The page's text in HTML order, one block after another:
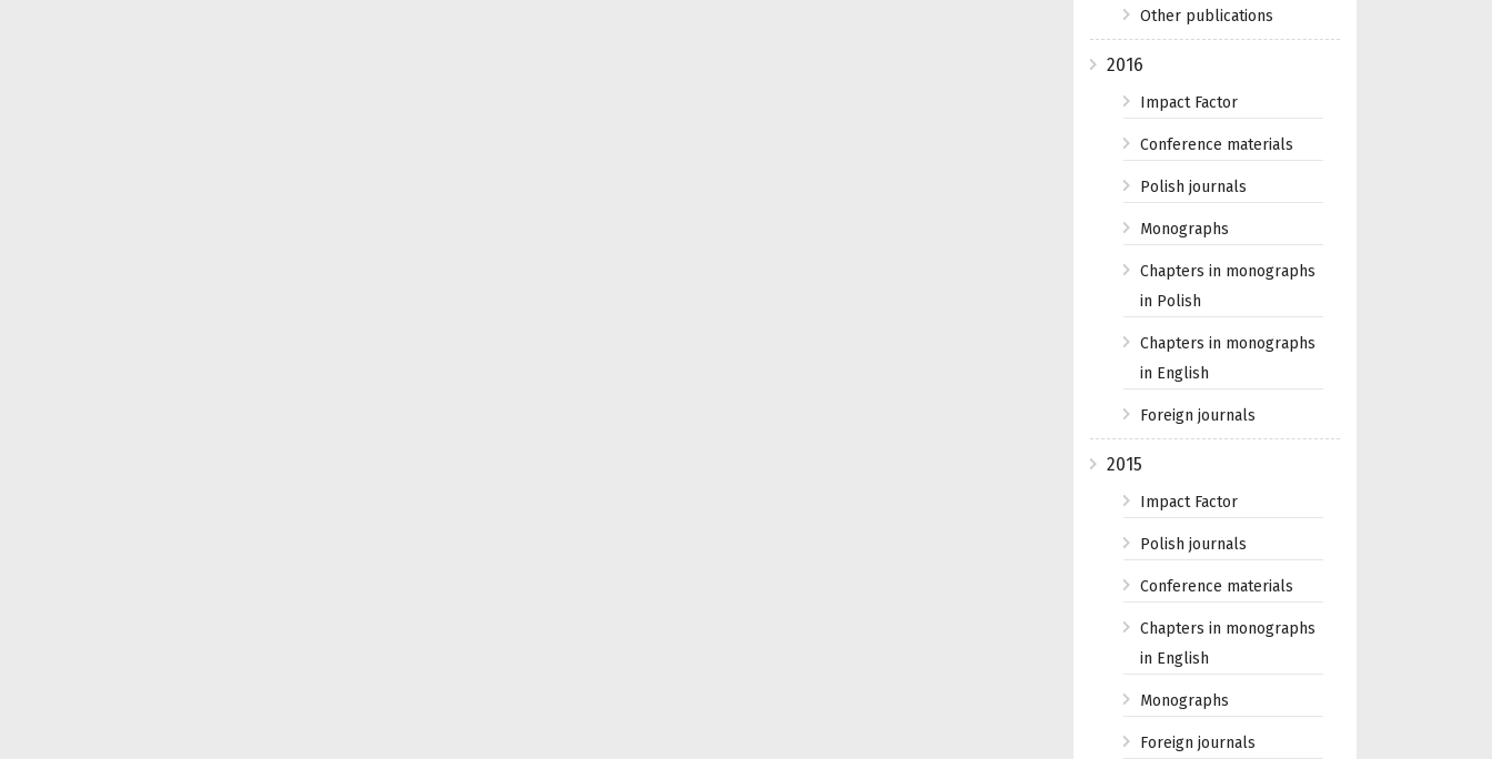
Other publications
2016
Impact Factor
Conference materials
Polish journals
Monographs
Chapters in monographs
in Polish
Chapters in monographs
in English
Foreign journals
2015
Impact Factor
Polish journals
Conference materials
Chapters in monographs
in English
Monographs
Foreign journals